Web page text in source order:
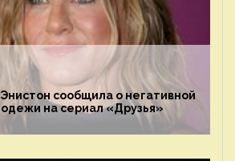
сообщила о негативной
на сериал «Друзья»